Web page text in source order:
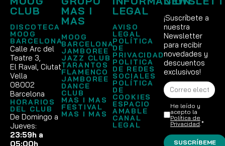
CLUB
DISCOTECA
MOOG
BARCELONA
Calle Arc del
Teatre 3,
El Raval, Ciutat
Vella
08002
Barcelona
HORARIOS
DEL CLUB
De Domingo a
Jueves:
23:59h a
05:00h
MAS I
MAS
MOOG
BARCELONA
JAMBOREE
JAZZ CLUB
TARANTOS
FLAMENCO
JAMBOREE
DANCE
CLUB
MAS I MAS
FESTIVAL
MAS I MAS
LEGAL
AVISO
LEGAL
POLÍTICA
DE
PRIVACIDAD
POLITICA
DE REDES
SOCIALES
POLÍTICA
DE
COOKIES
ESPACIO
AMABLE
CANAL
LEGAL
¡Suscríbete a
nuestra
Newsletter
para recibir
novedades y
descuentos
exclusivos!
He leído y
acepto la
Política de
Privacidad .*
SUSCRÍBEME